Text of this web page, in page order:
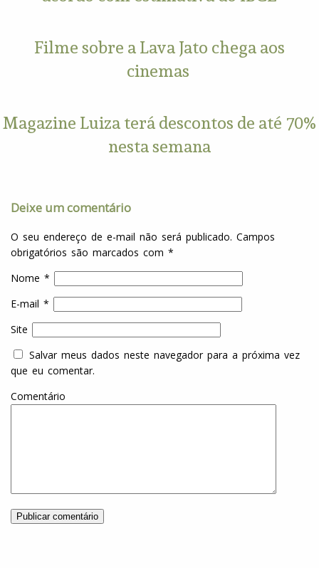
Filme sobre a Lava Jato chega aos
cinemas
Magazine Luiza terá descontos de até 70%
nesta semana
Deixe um comentário
O seu endereço de e-mail não será publicado. Campos
obrigatórios são marcados com *
Nome *
E-mail *
Site
Salvar meus dados neste navegador para a próxima vez
que eu comentar.
Comentário